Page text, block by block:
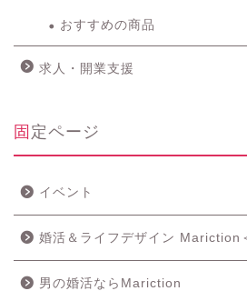
おすすめの商品
求人・開業支援
固定ページ
イベント
婚活＆ライフデザイン Mariction
男の婚活ならMariction